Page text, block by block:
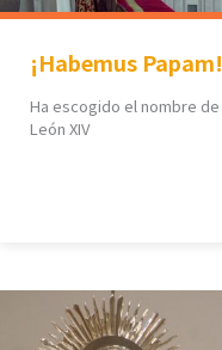
¡Habemus Papam!
Ha escogido el nombre de
León XIV